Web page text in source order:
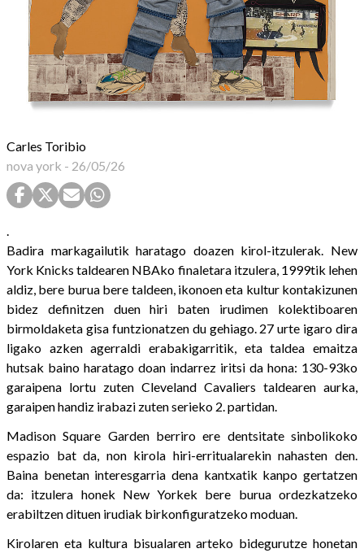
Carles Toribio
nova york - 26/05/26
Badira markagailutik haratago doazen kirol-itzulerak. New
York Knicks taldearen NBAko finaletara itzulera, 1999tik lehen
aldiz, bere burua bere taldeen, ikonoen eta kultur kontakizunen
bidez definitzen duen hiri baten irudimen kolektiboaren
birmoldaketa gisa funtzionatzen du gehiago. 27 urte igaro dira
ligako azken agerraldi erabakigarritik, eta taldea emaitza
hutsak baino haratago doan indarrez iritsi da hona: 130-93ko
garaipena lortu zuten Cleveland Cavaliers taldearen aurka,
garaipen handiz irabazi zuten serieko 2. partidan.
Madison Square Garden berriro ere dentsitate sinbolikoko
espazio bat da, non kirola hiri-erritualarekin nahasten den.
Baina benetan interesgarria dena kantxatik kanpo gertatzen
da: itzulera honek New Yorkek bere burua ordezkatzeko
erabiltzen dituen irudiak birkonfiguratzeko moduan.
Kirolaren eta kultura bisualaren arteko bidegurutze honetan